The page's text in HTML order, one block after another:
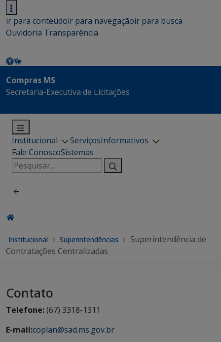
ir para conteúdoir para navegaçãoir para busca
Ouvidoria Transparência
Compras MS
Secretaria-Executiva de Licitações
Institucional ServiçosInformativos
Fale ConoscoSistemas
Pesquisar
por:
Institucional Superintendências
Superintendência de
Contratações Centralizadas
Contato
Telefone:(67) 3318-1311
E-mail:coplan@sad.ms.gov.br